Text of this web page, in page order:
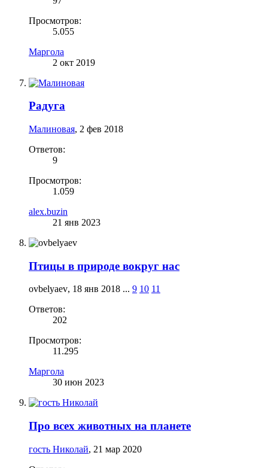
Просмотров:
5.055
Маргола
2 окт 2019
Радуга
Малиновая, 2 фев 2018
Ответов:
9
Просмотров:
1.059
alex.buzin
21 янв 2023
Птицы в природе вокруг нас
ovbelyaev, 18 янв 2018 ... 9 10 11
Ответов:
202
Просмотров:
11.295
Маргола
30 июн 2023
Про всех животных на планете
гость Николай, 21 мар 2020